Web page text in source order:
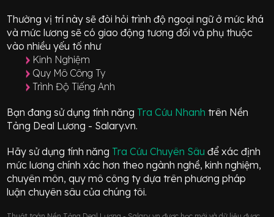
Thường vị trí này sẽ đòi hỏi trình độ ngoại ngữ ở mứckhá
và mức lương sẽ có giao động tương đối và phụ thuộc
vào nhiều yếu tố như
Kinh Nghiệm
Quy Mô Công Ty
Trình Độ Tiếng Anh
Bạn đang sử dụng tính năng Tra Cứu Nhanh trên Nền
Tảng Deal Lương - Salary.vn.
Hãy sử dụng tính năng Tra Cứu Chuyên Sâuđể xác định
mức lương chính xác hơn theo ngành nghề, kinh nghiệm,
chuyên môn, quy mô công ty dựa trên phương pháp
luận chuyên sâu của chúng tôi.